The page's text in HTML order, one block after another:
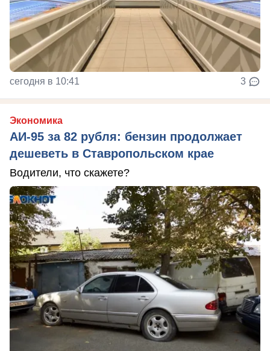
сегодня в 10:41 3
Экономика
АИ-95 за 82 рубля: бензин продолжает
дешеветь в Ставропольском крае
Водители, что скажете?